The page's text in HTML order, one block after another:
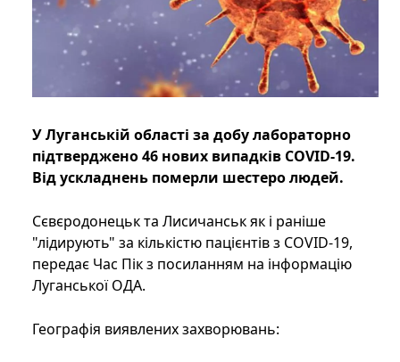
У Луганській області за добу лабораторно
підтверджено 46 нових випадків COVID-19.
Від ускладнень померли шестеро людей.
Сєвєродонецьк та Лисичанськ як і раніше
"лідирують" за кількістю пацієнтів з COVID-19,
передає Час Пік з посиланням на інформацію
Луганської ОДА.
Географія виявлених захворювань: